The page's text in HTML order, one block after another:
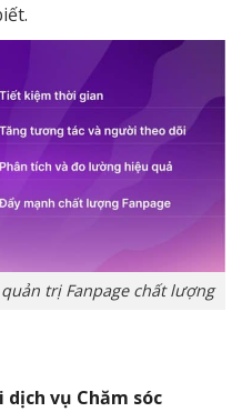
trị Fanpage chất lượng
vụ Chăm sóc